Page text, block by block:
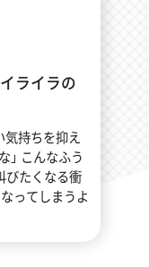
ライラの
気持ちを抑え
」 こんなふう
びたくなる衝
ってしまうよ